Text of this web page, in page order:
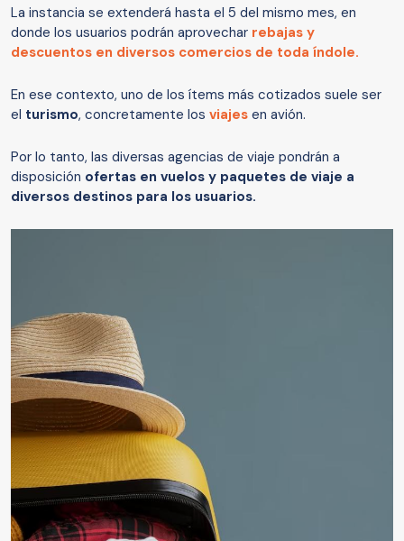
La instancia se extenderá hasta el 5 del mismo mes, en
donde los usuarios podrán aprovechar rebajas y
descuentos en diversos comercios de toda índole.
En ese contexto, uno de los ítems más cotizados suele ser
el turismo, concretamente los viajes en avión.
Por lo tanto, las diversas agencias de viaje pondrán a
disposición ofertas en vuelos y paquetes de viaje a
diversos destinos para los usuarios.